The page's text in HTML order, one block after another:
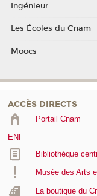
Ingénieur
Les Écoles du Cnam
Moocs
ACCÈS DIRECTS
Portail Cnam
ENF
Bibliothèque
Musée des Arts
La boutique du